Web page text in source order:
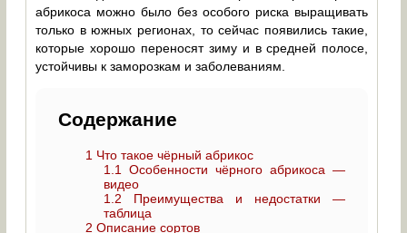
абрикоса можно было без особого риска выращивать
только в южных регионах, то сейчас появились такие,
которые хорошо переносят зиму и в средней полосе,
устойчивы к заморозкам и заболеваниям.
Содержание
1 Что такое чёрный абрикос
1.1
Особенности чёрного абрикоса —
видео
1.2 Преимущества и недостатки —
таблица
2 Описание сортов